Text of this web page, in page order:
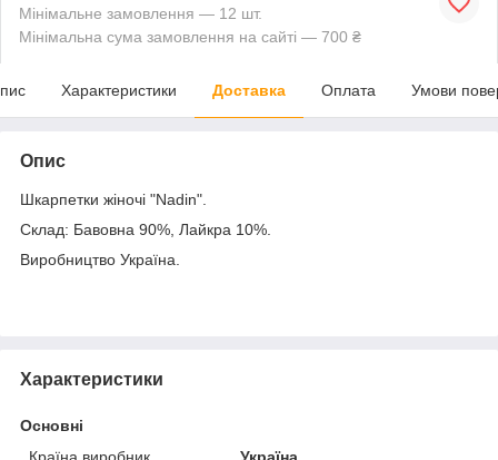
Мінімальне замовлення — 12 шт.
Мінімальна сума замовлення на сайті — 700 ₴
Характеристики Доставка Оплата Умови
Опис
Шкарпетки жіночі "Nadin".
Склад: Бавовна 90%, Лайкра 10%.
Виробництво Україна.
Характеристики
Основні
Країна виробник
Україна